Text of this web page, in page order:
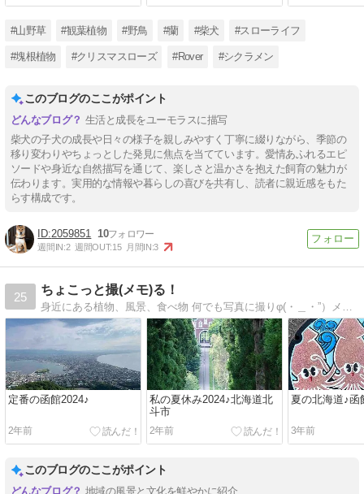
#山野草 #観葉植物 #野鳥 #蘭 #柴犬 #スローライフ
#塊根植物 #クリスマスローズ #Rover #シクラメン
このブログのここがポイント
生活と成長をユーモラスに描写
柴犬の子犬の成長や日々の様子を親しみやすく丁寧に綴りながら、季節の
移り変わりやちょっとした発見に焦点を当てています。愛情あふれるエピ
ソードや身近な自然描写を通じて、楽しさと温かさを抱えた飼育の魅力が
伝わります。実用的な情報や暮らしの喜びを共有し、読者に親近感をもた
らす構成です。
2059851 10
週間IN:2 週間OUT:15 月間IN:3
25
ちょこっと撮(メモ)る！
定番の函館2024♪
2年前
私の夏休み2024♪北海道北
斗市
2年前
夏の北海道♪函
3年前
このブログのここがポイント
地域の風景と文化を鮮やかに紹介